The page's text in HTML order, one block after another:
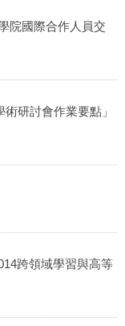
院國際合作人員交
研討會作業要點」
跨領域學習與高等